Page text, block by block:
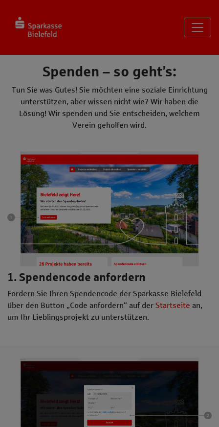
Spenden – so geht’s:
Tun Sie was Gutes! Sie möchten eine soziale Einrichtung
unterstützen, aber wissen nicht wie? Wir haben die
Lösung! Wir spenden und Sie entscheiden, welchem
Verein geholfen wird.
1. Spendencode anfordern
Fordern Sie Ihren Spendencode der Sparkasse Bielefeld
über den Button „Code anfordern“ auf der Startseite an,
um Ihr Lieblingsprojekt zu unterstützen.